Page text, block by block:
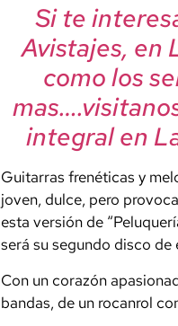
Si te
Avistajes, en
como los
integral en
Guitarras frenéticas y
joven, dulce, pero
esta versión de
será su segundo disco de
Con un corazón
bandas, de un rocanrol